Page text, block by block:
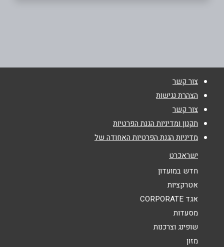
נושא*
אנא חזרו אלי בקשר ל...
צור קשר
הצהרת נגישות
צור קשר
תקנון ומדיניות הגנת הפרטיות
מדיניות הגנת הפרטיות האחודה של
ישראכרט
חדש במועדון
אטרקציות
אגד CORPORATE
מסעדות
שופינג וצרכנות
מזון